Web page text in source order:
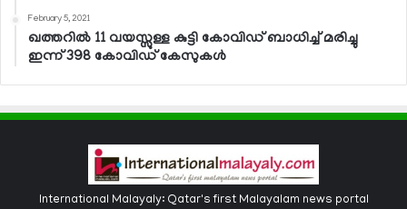
February 5, 2021
ഖത്തറില്‍ 11 വയസ്സുള്ള കുട്ടി കോവിഡ് ബാധിച്ച് മരിച്ചു
ഇന്ന് 398 കോവിഡ് കേസുകള്‍
International Malayaly: Qatar's first Malayalam news portal